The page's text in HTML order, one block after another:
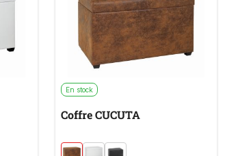
En stock
Coffre CUCUTA